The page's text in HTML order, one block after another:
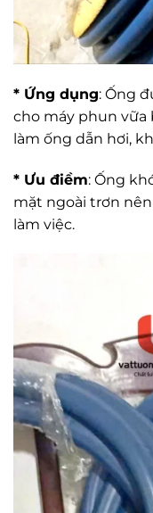
* Ứng dụng: Ống
cho máy phun
làm ống dẫn hơi,
* Ưu điềm: Ống
mặt ngoài trơn
làm việc.